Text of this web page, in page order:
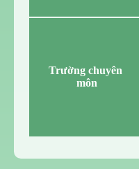
Trường chuyên
môn